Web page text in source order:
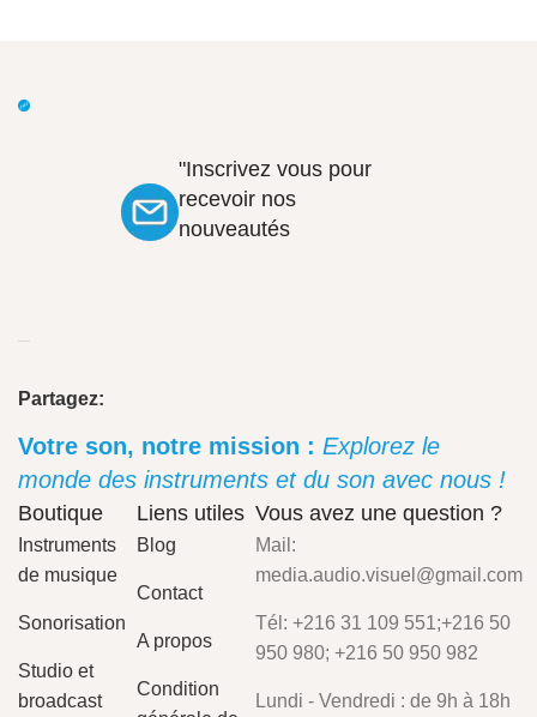
"Inscrivez vous pour
recevoir nos
nouveautés
Partagez:
Votre son, notre mission : Explorez le
monde des instruments et du son avec nous !
Boutique
Instruments
de musique
Sonorisation
Studio et
broadcast
Liens utiles
Blog
Contact
A propos
Condition
Vous avez une question ?
Mail:
media.audio.visuel@gmail.com
Tél: +216 31 109 551;+216 50
950 980; +216 50 950 982
Lundi - Vendredi : de 9h à 18h